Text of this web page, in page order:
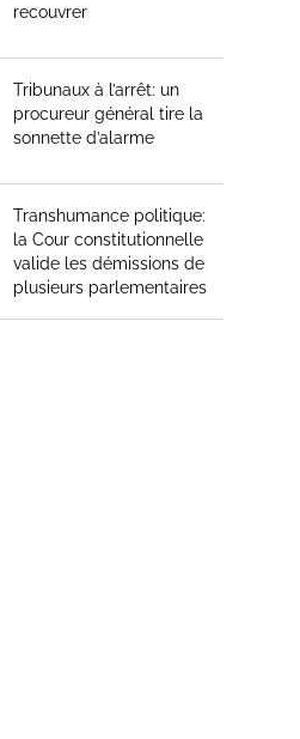
recouvrer
Tribunaux à l’arrêt: un
procureur général tire la
sonnette d’alarme
Transhumance politique:
la Cour constitutionnelle
valide les démissions de
plusieurs parlementaires